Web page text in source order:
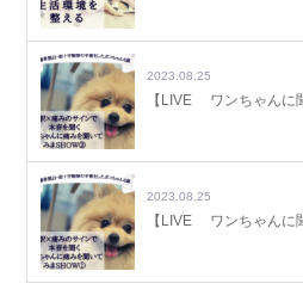
2023.08.25
【LIVE ワンちゃんに
2023.08.25
【LIVE ワンちゃんに